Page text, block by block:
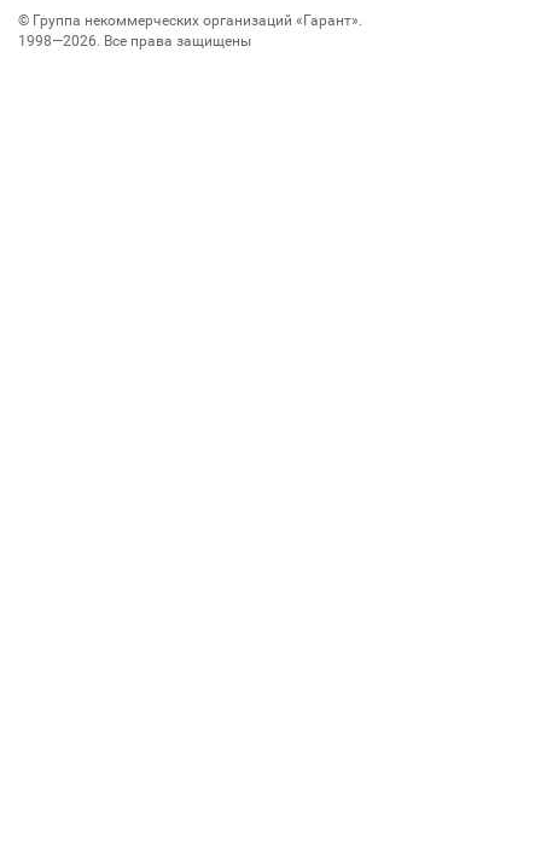
© Группа некоммерческих организаций «Гарант».
1998—2026. Все права защищены